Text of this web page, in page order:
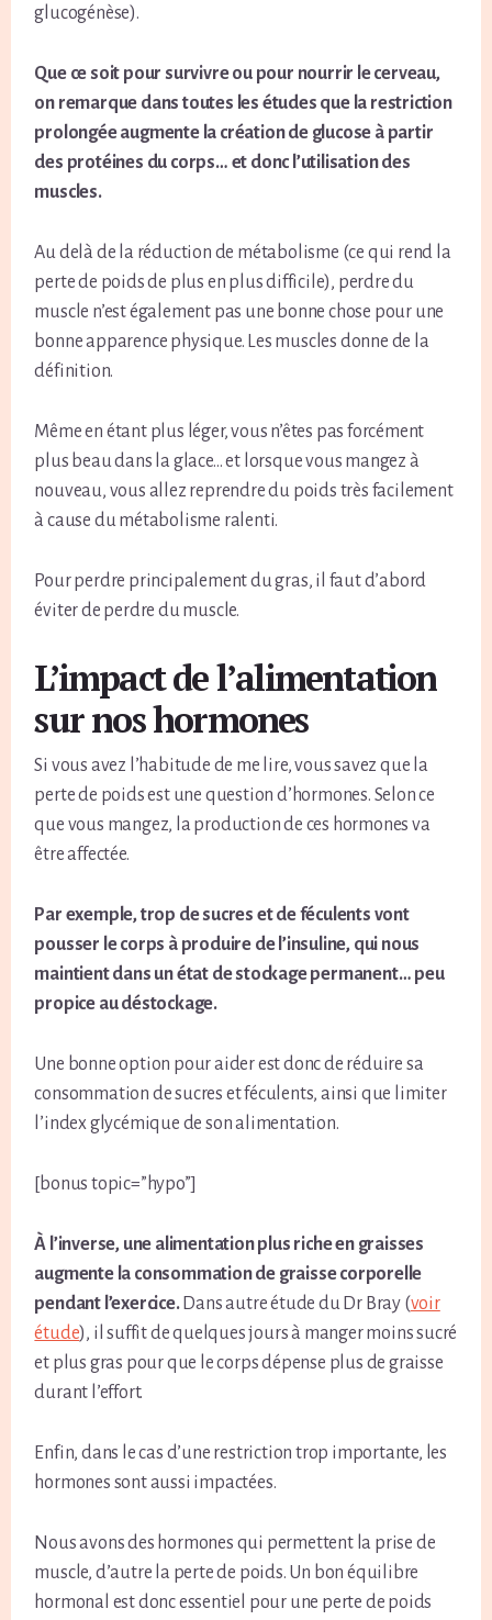
glucogénèse).
Que ce soit pour survivre ou pour nourrir le cerveau,
on remarque dans toutes les études que la restriction
prolongée augmente la création de glucose à partir
des protéines du corps… et donc l’utilisation des
muscles.
Au delà de la réduction de métabolisme (ce qui rend la
perte de poids de plus en plus difficile), perdre du
muscle n’est également pas une bonne chose pour une
bonne apparence physique. Les muscles donne de la
définition.
Même en étant plus léger, vous n’êtes pas forcément
plus beau dans la glace… et lorsque vous mangez à
nouveau, vous allez reprendre du poids très facilement
à cause du métabolisme ralenti.
Pour perdre principalement du gras, il faut d’abord
éviter de perdre du muscle.
L’impact de l’alimentation
sur nos hormones
Si vous avez l’habitude de me lire, vous savez que la
perte de poids est une question d’hormones. Selon ce
que vous mangez, la production de ces hormones va
être affectée.
Par exemple, trop de sucres et de féculents vont
pousser le corps à produire de l’insuline, qui nous
maintient dans un état de stockage permanent… peu
propice au déstockage.
Une bonne option pour aider est donc de réduire sa
consommation de sucres et féculents, ainsi que limiter
l’index glycémique de son alimentation.
[bonus topic=”hypo”]
À l’inverse, une alimentation plus riche en graisses
augmente la consommation de graisse corporelle
pendant l’exercice.Dans autre étude du Dr Bray (voir
étude), il suffit de quelques jours à manger moins sucré
et plus gras pour que le corps dépense plus de graisse
durant l’effort.
Enfin, dans le cas d’une restriction trop importante, les
hormones sont aussi impactées.
Nous avons des hormones qui permettent la prise de
muscle, d’autre la perte de poids. Un bon équilibre
hormonal est donc essentiel pour une perte de poids